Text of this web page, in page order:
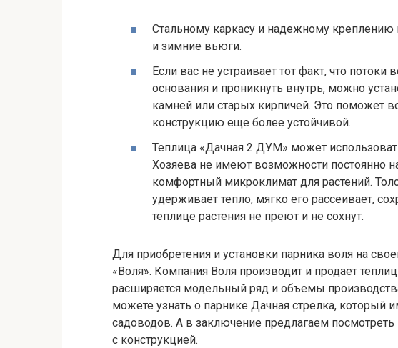
Стальному каркасу и надежному
и зимние вьюги.
Если вас не устраивает тот факт, что
основания и проникнуть внутрь, можно
камней или старых кирпичей. Это поможет
конструкцию еще более устойчивой.
Теплица «Дачная 2 ДУМ» может
Хозяева не имеют возможности постоянно
комфортный микроклимат для растений.
удерживает тепло, мягко его рассеивает,
теплице растения не преют и не сохнут.
Для приобретения и установки парника воля на
«Воля». Компания Воля производит и продает
расширяется модельный ряд и объемы
можете узнать о парнике Дачная стрелка, который
садоводов. А в заключение предлагаем
с конструкцией.